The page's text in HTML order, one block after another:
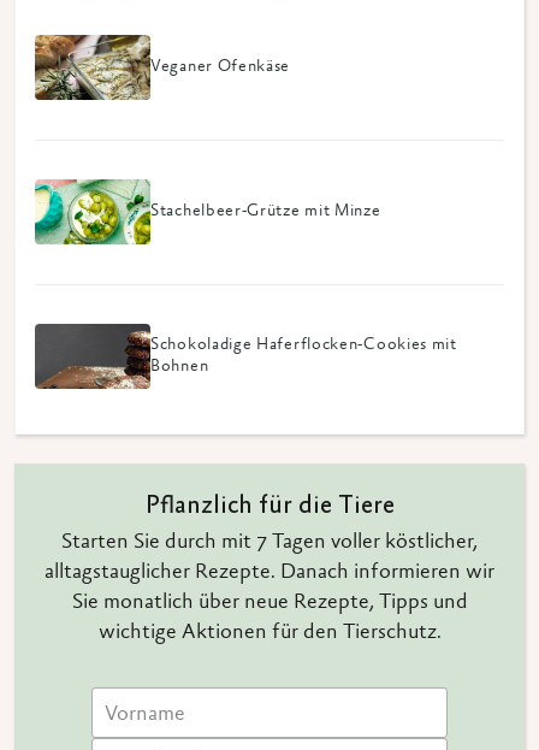
Veganer Ofenkäse
Stachelbeer-Grütze mit Minze
Schokoladige Haferflocken-Cookies mit
Bohnen
Pflanzlich für die Tiere
Starten Sie durch mit 7 Tagen voller köstlicher,
alltagstauglicher Rezepte. Danach informieren wir
Sie monatlich über neue Rezepte, Tipps und
wichtige Aktionen für den Tierschutz.